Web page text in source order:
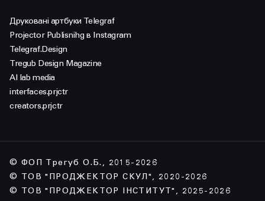
Друковані артбуки Telegraf
Projector Publisnihg в Instagram
Telegraf.Design
Tregub Design Magazine
AI lab media
interfaces.prjctr
creators.prjctr
© ФОП Трегуб О.Б., 2015-2026
© ТОВ "ПРОДЖЕКТОР СКУЛ", 2020-2026
© ТОВ "ПРОДЖЕКТОР ІНСТИТУТ", 2025-2026